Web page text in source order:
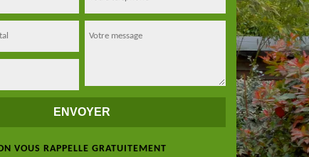
VOUS RAPPELLE GRATUITEMENT